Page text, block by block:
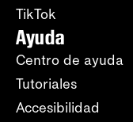
TikTok
Ayuda
Centro de ayuda
Tutoriales
Accesibilidad